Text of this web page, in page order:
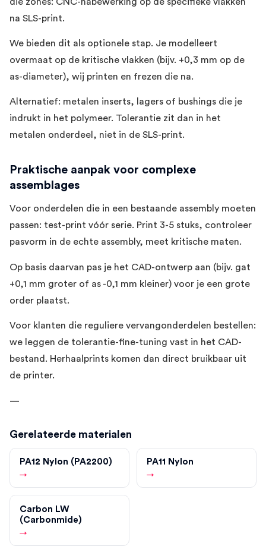
na SLS-print.
We bieden dit als optionele stap. Je modelleert
overmaat op de kritische vlakken (bijv. +0,3 mm op de
as-diameter), wij printen en frezen die na.
Alternatief: metalen inserts, lagers of bushings die je
indrukt in het polymeer. Tolerantie zit dan in het
metalen onderdeel, niet in de SLS-print.
Praktische aanpak voor complexe
assemblages
Voor onderdelen die in een bestaande assembly moeten
passen: test-print vóór serie. Print 3-5 stuks, controleer
pasvorm in de echte assembly, meet kritische maten.
Op basis daarvan pas je het CAD-ontwerp aan (bijv. gat
+0,1 mm groter of as -0,1 mm kleiner) voor je een grote
order plaatst.
Voor klanten die reguliere vervangonderdelen bestellen:
we leggen de tolerantie-fine-tuning vast in het CAD-
bestand. Herhaalprints komen dan direct bruikbaar uit
de printer.
—
Gerelateerde materialen
PA12 Nylon (PA2200)
→
PA11 Nylon
→
Carbon LW
(Carbonmide)
→